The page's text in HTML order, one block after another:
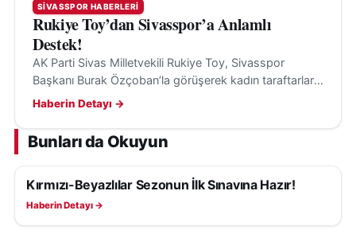
SIVASSPOR HABERLERI
Rukiye Toy’dan Sivasspor’a Anlamlı
Destek!
AK Parti Sivas Milletvekili Rukiye Toy, Sivasspor
Başkanı Burak Özçoban’la görüşerek kadın taraftarların
maçları tribünden izlemesi için loca desteği sağladı.
Haberin Detayı →
Bunları da Okuyun
SIVASSPOR HABERLERI
Kırmızı-Beyazlılar Sezonun İlk Sınavına Hazır!
Haberin Detayı →